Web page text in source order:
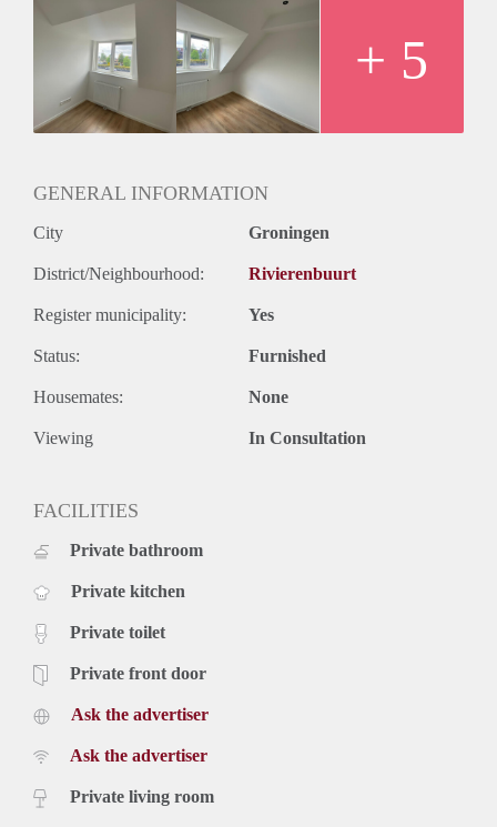
tweede slaapkamer.
Huurprijs
De huurprijs bedraagt €1.112,61,- per maand inclusief het
voorschot van €100,- op de kosten voor gas, water & elektra.
Vanwege het hoge aantal aanvragen kunnen we niet op
iedereen reageren. Wij nodigen doorgaans circa 5 kandidaten
persoonlijk beantwoorden of uitnodigingen.
+ 5
GENERAL INFORMATION
City Groningen
District/Neighbourhood: Rivierenbuurt
Register municipality: Yes
Status: Furnished
Housemates: None
Viewing In Consultation
FACILITIES
Private bathroom
Private kitchen
Private toilet
Private front door
Ask the advertiser
Ask the advertiser
Private living room